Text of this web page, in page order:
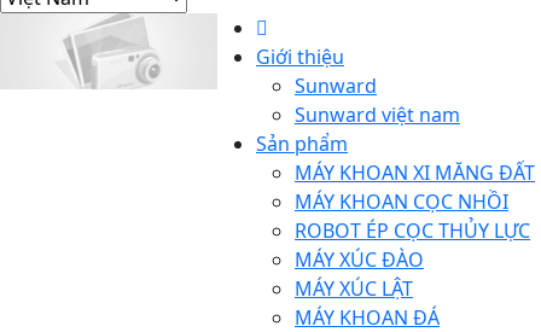
Giới thiệu
Sunward
Sunward việt nam
Sản phẩm
MÁY KHOAN XI MĂNG ĐẤT
MÁY KHOAN CỌC NHỒI
ROBOT ÉP CỌC THỦY LỰC
MÁY XÚC ĐÀO
MÁY XÚC LẬT
MÁY KHOAN ĐÁ